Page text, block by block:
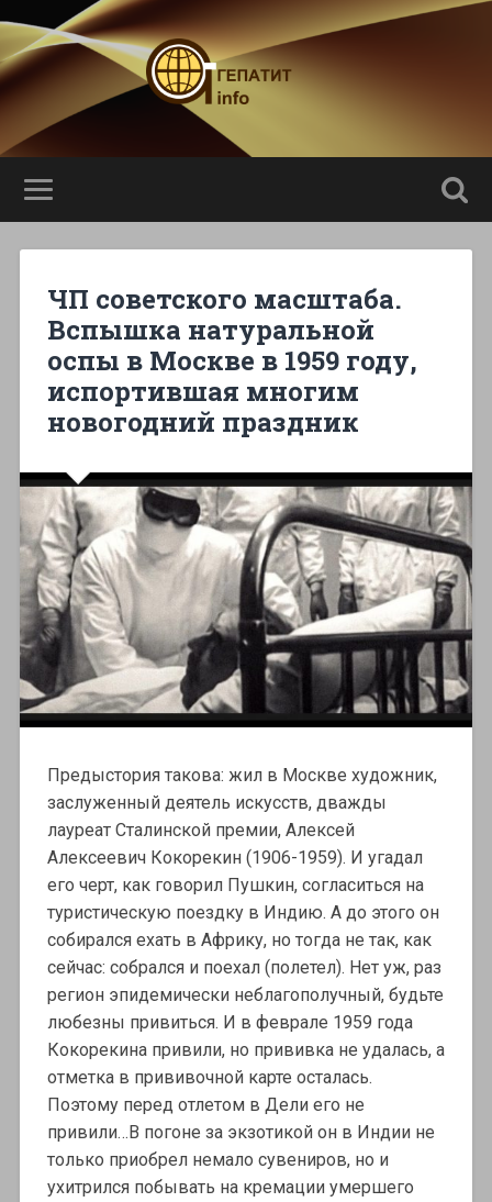
ЧП советского масштаба.
Вспышка натуральной
оспы в Москве в 1959 году,
испортившая многим
новогодний праздник
Предыстория такова: жил в Москве художник,
заслуженный деятель искусств, дважды
лауреат Сталинской премии, Алексей
Алексеевич Кокорекин (1906-1959). И угадал
его черт, как говорил Пушкин, согласиться на
туристическую поездку в Индию. А до этого он
собирался ехать в Африку, но тогда не так, как
сейчас: собрался и поехал (полетел). Нет уж, раз
регион эпидемически неблагополучный, будьте
любезны привиться. И в феврале 1959 года
Кокорекина привили, но прививка не удалась, а
отметка в прививочной карте осталась.
Поэтому перед отлетом в Дели его не
привили…В погоне за экзотикой он в Индии не
только приобрел немало сувениров, но и
ухитрился побывать на кремации умершего